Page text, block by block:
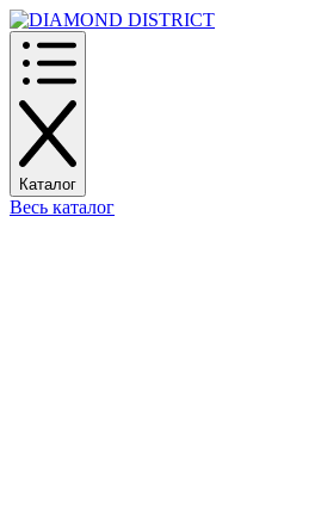
Каталог
Весь каталог